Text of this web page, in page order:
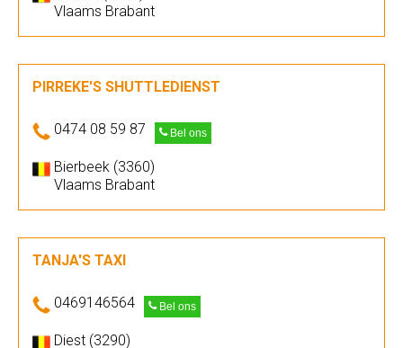
Vlaams Brabant
PIRREKE'S SHUTTLEDIENST
0474 08 59 87 Bel ons
Bierbeek (3360)
Vlaams Brabant
TANJA'S TAXI
0469146564 Bel ons
Diest (3290)